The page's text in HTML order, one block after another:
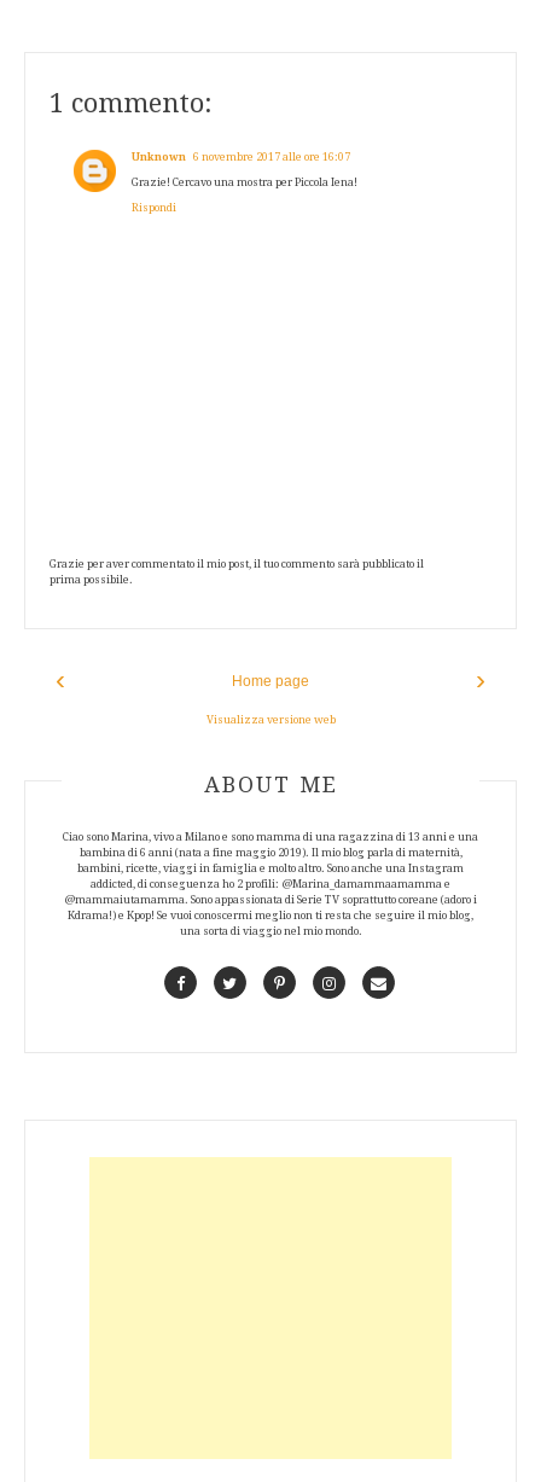
1 commento:
Unknown 6 novembre 2017 alle ore 16:07
Grazie! Cercavo una mostra per Piccola Iena!
Rispondi
Grazie per aver commentato il mio post, il tuo commento sarà pubblicato il
prima possibile.
‹ ›
Home page
Visualizza versione web
ABOUT AUTHOR
ABOUT ME
Ciao sono Marina, vivo a Milano e sono mamma di una ragazzina di 13 anni e una
bambina di 6 anni (nata a fine maggio 2019). Il mio blog parla di maternità,
bambini, ricette, viaggi in famiglia e molto altro. Sono anche una Instagram
addicted, di conseguenza ho 2 profili: @Marina_damammaamamma e
@mammaiutamamma. Sono appassionata di Serie TV soprattutto coreane (adoro i
Kdrama!) e Kpop! Se vuoi conoscermi meglio non ti resta che seguire il mio blog,
una sorta di viaggio nel mio mondo.
FacebookTwitterPinterestInstagramContact